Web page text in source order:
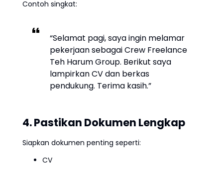
Contoh singkat:
“Selamat pagi, saya ingin melamar
pekerjaan sebagai Crew Freelance
Teh Harum Group. Berikut saya
lampirkan CV dan berkas
pendukung. Terima kasih.”
4. Pastikan Dokumen Lengkap
Siapkan dokumen penting seperti:
CV